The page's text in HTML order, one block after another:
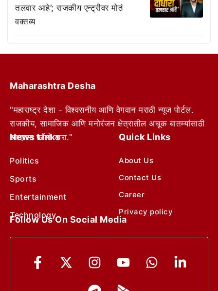
तलवार आहे’; राजकीय एन्ट्रीवर मोठं
वक्तव्य
Maharashtra Desha
"महाराष्ट्र देशा - विश्वसनीय आणि वेगवान मराठी न्यूज पोर्टल.
राजकीय, सामाजिक आणि मनोरंजन क्षेत्रातील अचूक बातम्यांसाठी
आम्हाला फॉलो करा."
News Links
Politics
Sports
Entertainment
Technology
Quick Links
About Us
Contact Us
Career
Privacy policy
Follow Us On Social Media